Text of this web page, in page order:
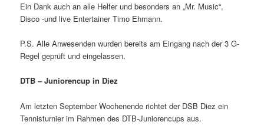
Ein Dank auch an alle Helfer und besonders an „Mr. Music“,
Disco -und live Entertainer Timo Ehmann.
P.S. Alle Anwesenden wurden bereits am Eingang nach der 3 G-
Regel geprüft und eingelassen.
DTB – Juniorencup in Diez
Am letzten September Wochenende richtet der DSB Diez ein
Tennisturnier im Rahmen des DTB-Juniorencups aus.